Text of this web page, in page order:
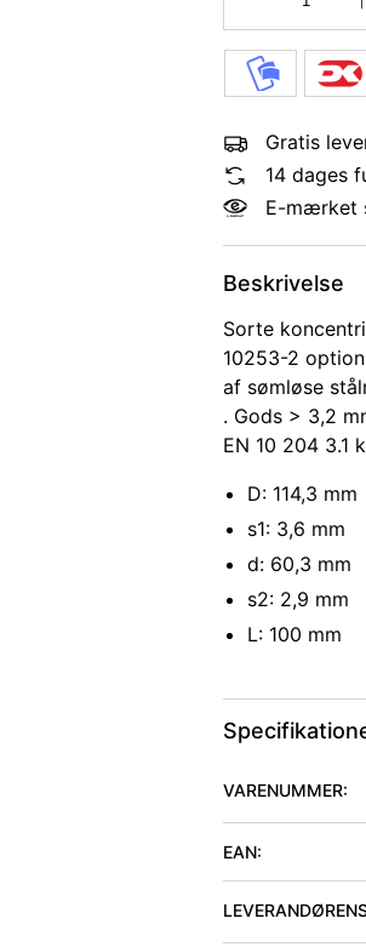
Gratis
14 dages
E-mærket
Beskrivelse
Sorte
10253-2
af sømløse
. Gods > 3,2
EN 10 204 3.1
D: 114,3 mm
s1: 3,6 mm
d: 60,3 mm
s2: 2,9 mm
L: 100 mm
VARENUMMER:
EAN: